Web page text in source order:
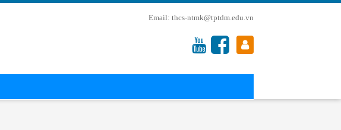
thcs-ntmk@tptdm.edu.vn